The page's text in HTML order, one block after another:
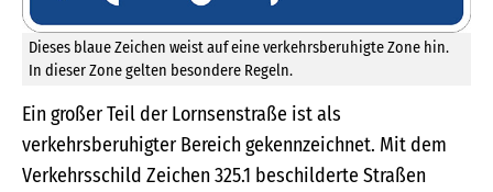
Dieses blaue Zeichen weist auf eine verkehrsberuhigte Zone hin.
In dieser Zone gelten besondere Regeln.
Ein großer Teil der Lornsenstraße ist als
verkehrsberuhigter Bereich gekennzeichnet. Mit dem
Verkehrsschild Zeichen 325.1 beschilderte Straßen